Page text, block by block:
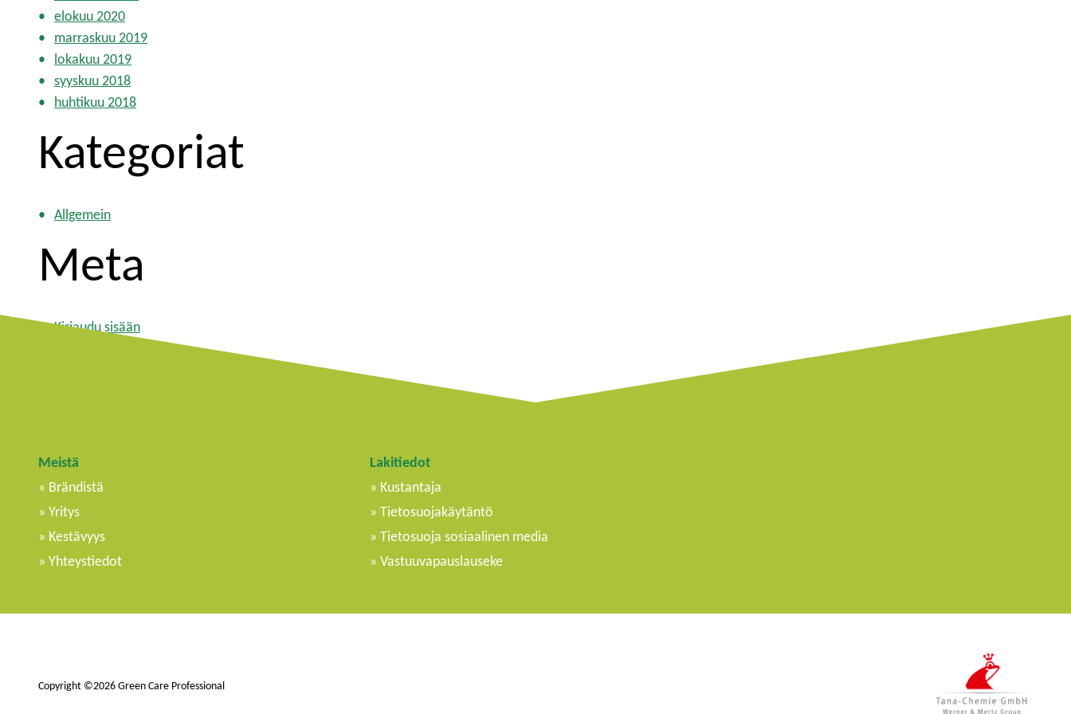
elokuu 2020
marraskuu 2019
lokakuu 2019
syyskuu 2018
huhtikuu 2018
Kategoriat
Allgemein
Meta
Kirjaudu sisään
Meistä
Brändistä
Yritys
Kestävyys
Yhteystiedot
Lakitiedot
Kustantaja
Tietosuojakäytäntö
Tietosuoja sosiaalinen media
Vastuuvapauslauseke
Copyright ©2026 Green Care Professional